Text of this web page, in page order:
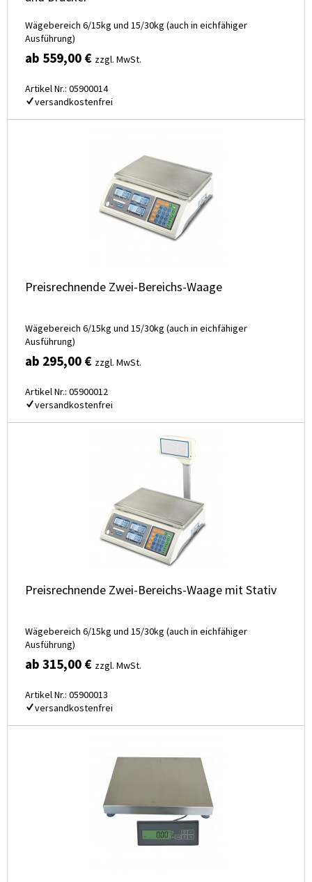
Wägebereich 6/15kg und 15/30kg (auch in eichfähiger
Ausführung)
ab 559,00 € zzgl. MwSt.
Artikel Nr.: 05900014
versandkostenfrei
Preisrechnende Zwei-Bereichs-Waage
Wägebereich 6/15kg und 15/30kg (auch in eichfähiger
Ausführung)
ab 295,00 € zzgl. MwSt.
Artikel Nr.: 05900012
versandkostenfrei
Preisrechnende Zwei-Bereichs-Waage mit Stativ
Wägebereich 6/15kg und 15/30kg (auch in eichfähiger
Ausführung)
ab 315,00 € zzgl. MwSt.
Artikel Nr.: 05900013
versandkostenfrei